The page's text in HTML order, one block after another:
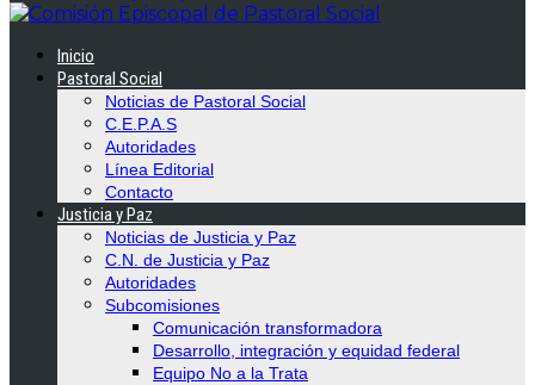
Inicio
Pastoral Social
Noticias de Pastoral Social
C.E.P.A.S
Autoridades
Línea Editorial
Contacto
Justicia y Paz
Noticias de Justicia y Paz
C.N. de Justicia y Paz
Autoridades
Subcomisiones
Comunicación transformadora
Desarrollo, integración y equidad federal
Equipo No a la Trata